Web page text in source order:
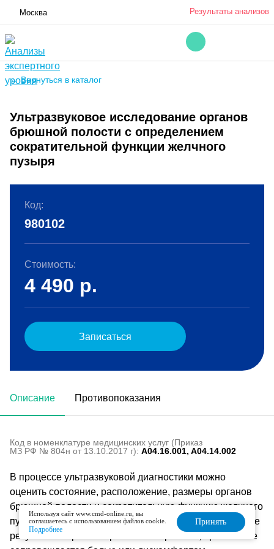
Москва Результаты анализов
← Вернуться в каталог
Ультразвуковое исследование органов
брюшной полости с определением
сократительной функции желчного
пузыря
Описание Противопоказания
Код в номенклатуре медицинских услуг (Приказ
МЗ РФ № 804н от 13.10.2017 г): A04.16.001, A04.14.002
В процессе ультразвуковой диагностики можно
оценить состояние, расположение, размеры органов
брюшной полости и сократительную функцию желчного
пузыря. Диагностика позволяет получить достоверные
результаты в режиме реального времени, при этом не
Код:
980102
Стоимость:
4 490 р.
Записаться
Используя сайт www.cmd-online.ru, вы
соглашаетесь с использованием файлов cookie.
Подробнее
Принять